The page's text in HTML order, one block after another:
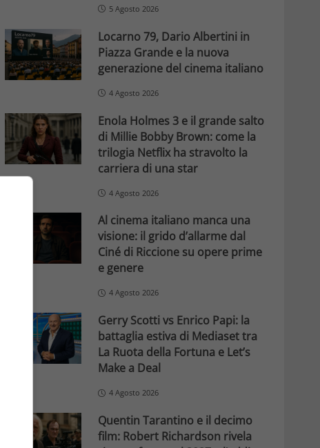
5 Agosto 2026
Locarno 79, Dario Albertini in
Piazza Grande e la nuova
generazione del cinema italiano
4 Agosto 2026
Enola Holmes 3 e il grande salto
di Millie Bobby Brown: come la
trilogia Netflix ha stravolto la
carriera di una star
4 Agosto 2026
Al cinema italiano manca una
visione: il grido d’allarme dal
Ciné di Riccione su opere prime
e genere
4 Agosto 2026
Gerry Scotti vs Enrico Papi: la
battaglia estiva di Mediaset tra
La Ruota della Fortuna e Let’s
Make a Deal
4 Agosto 2026
Quentin Tarantino e il decimo
film: Robert Richardson rivela